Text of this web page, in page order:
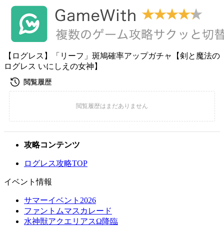
【ログレス】「リーフ」斑鳩確率アップガチャ【剣と魔法の
ログレス いにしえの女神】
攻略コンテンツ
ログレス攻略TOP
イベント情報
サマーイベント2026
ファントムマスカレード
水神獣アクエリアスΩ降臨